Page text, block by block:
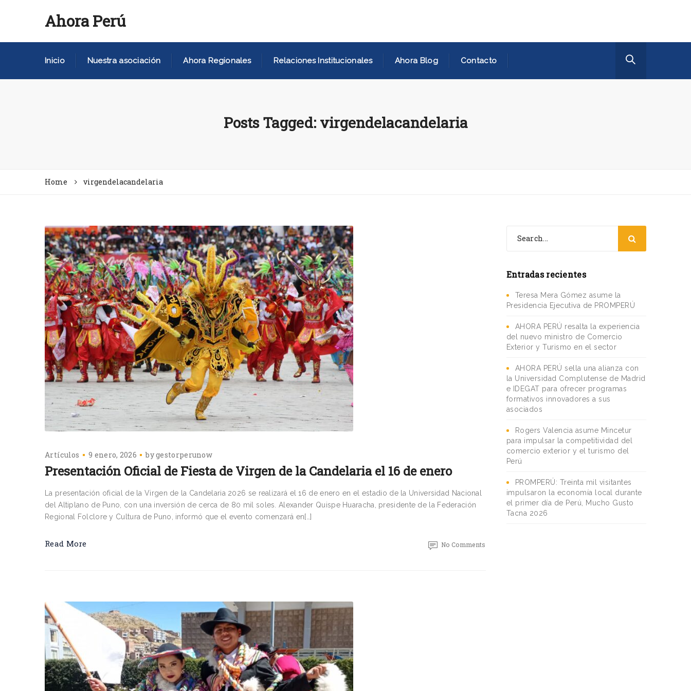
Ahora Perú
Inicio Nuestra asociación Ahora Regionales Relaciones Institucionales Ahora Blog Contacto
Posts Tagged: virgendelacandelaria
Home virgendelacandelaria
Artículos 9 enero, 2026 bygestorperunow
Presentación Oficial de Fiesta de Virgen de la Candelaria el 16 de enero
La presentación oficial de la Virgen de la Candelaria 2026 se realizará el 16 de enero en el estadio de la Universidad Nacional
del Altiplano de Puno, con una inversión de cerca de 80 mil soles. Alexander Quispe Huaracha, presidente de la Federación
Regional Folclore y Cultura de Puno, informó que el evento comenzará en[…]
Read More No Comments
Entradas recientes
Teresa Mera Gómez asume la
Presidencia Ejecutiva de PROMPERÚ
AHORA PERÚ resalta la experiencia
del nuevo ministro de Comercio
Exterior y Turismo en el sector
AHORA PERÚ sella una alianza con
la Universidad Complutense de Madrid
e IDEGAT para ofrecer programas
formativos innovadores a sus
asociados
Rogers Valencia asume Mincetur
para impulsar la competitividad del
comercio exterior y el turismo del
Perú
PROMPERÚ: Treinta mil visitantes
impulsaron la economía local durante
el primer día de Perú, Mucho Gusto
Tacna 2026